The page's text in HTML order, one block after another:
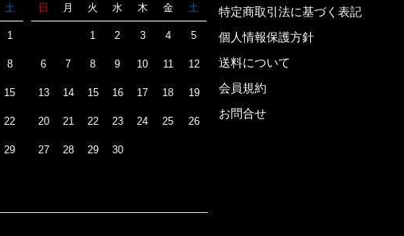
土
1
8
15
22
29
日 月 火 水 木 金 土
1 2 3 4 5
6 7 8 9 10 11 12
13 14 15 16 17 18 19
20 21 22 23 24 25 26
27 28 29 30
特定商取引法に基づく表記
個人情報保護方針
送料について
会員規約
お問合せ